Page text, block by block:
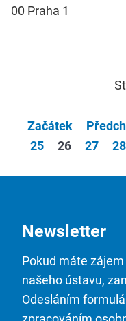
00 Praha 1
Začátek
25
26 27 28
Newsletter
Pokud máte
našeho ústavu,
Odesláním